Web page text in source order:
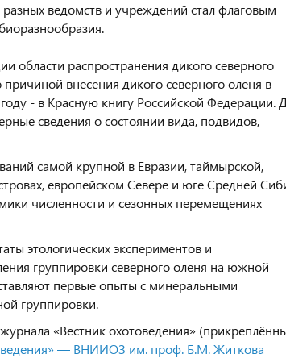
ведомств и учреждений стал флаговым
области распространения дикого северного
внесения дикого северного оленя в
- в Красную книгу Российской Федерации.
сведения о состоянии вида, подвидов,
самой крупной в Евразии, таймырской,
европейском Севере и юге Средней
численности и сезонных перемещениях
этологических экспериментов и
группировки северного оленя на южной
первые опыты с минеральными
группировки.
«Вестник охотоведения»
— ВНИИОЗ им. проф. Б.М. Житкова